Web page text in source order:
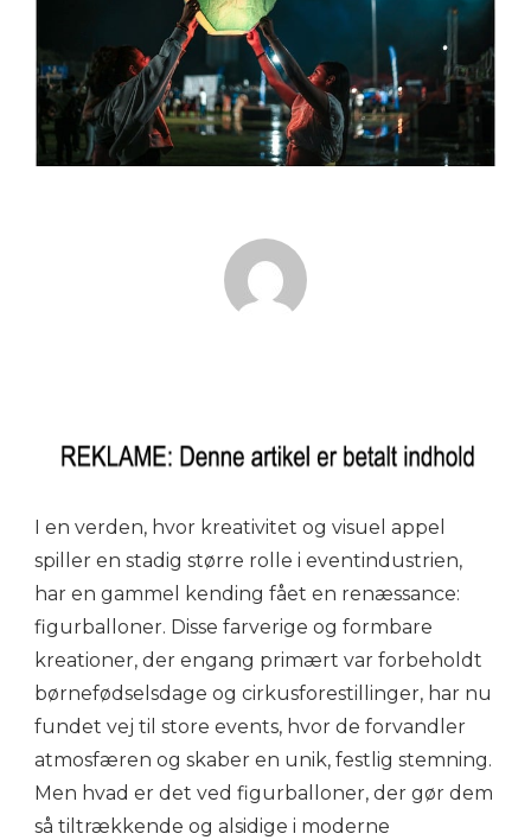
I en verden, hvor kreativitet og visuel appel
spiller en stadig større rolle i eventindustrien,
har en gammel kending fået en renæssance:
figurballoner. Disse farverige og formbare
kreationer, der engang primært var forbeholdt
børnefødselsdage og cirkusforestillinger, har nu
fundet vej til store events, hvor de forvandler
atmosfæren og skaber en unik, festlig stemning.
Men hvad er det ved figurballoner, der gør dem
så tiltrækkende og alsidige i moderne